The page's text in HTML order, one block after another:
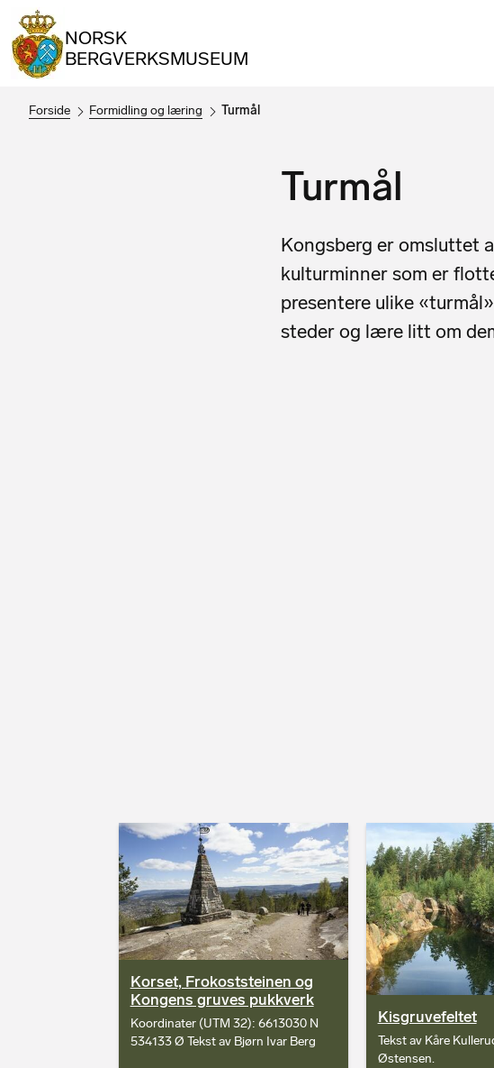
NORSK
BERGVERKSMUSEUM
Forside Formidling og læring Turmål
Turmål
Kongsberg er omsluttet
kulturminner som er
presentere ulike
steder og lære litt om
Korset, Frokoststeinen og
Kongens gruves pukkverk
Koordinater (UTM 32): 6613030 N
534133 Ø Tekst av Bjørn Ivar Berg
Kisgruvefeltet
Tekst av Kåre
Østensen.